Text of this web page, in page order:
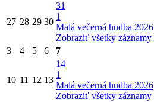
27 28 29 30
31
1
Malá večerná hudba 2026
Zobraziť všetky záznamy
3 4 5 6 7
10 11 12 13
14
1
Malá večerná hudba 2026
Zobraziť všetky záznamy